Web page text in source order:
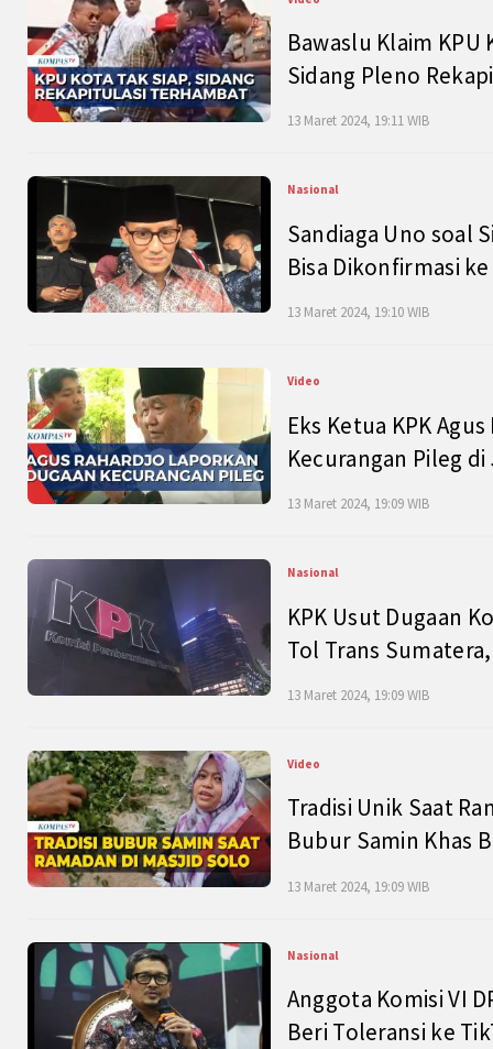
Bawaslu Klaim
Sidang Pleno
13 Maret 2024, 19:11 WIB
Nasional
Sandiaga Uno soal
Bisa Dikonfirmasi
13 Maret 2024, 19:10 WIB
Video
Eks Ketua KPK
Kecurangan Pileg
13 Maret 2024, 19:09 WIB
Nasional
KPK Usut Dugaan
Tol Trans
13 Maret 2024, 19:09 WIB
Video
Tradisi Unik Saat
Bubur Samin Khas
13 Maret 2024, 19:09 WIB
Nasional
Anggota Komisi VI
Beri Toleransi ke